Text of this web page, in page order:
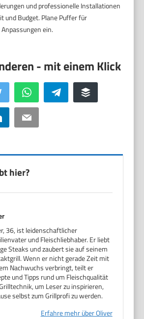
und professionelle Installationen
und Budget. Plane Puffer für
ein.
Twitter WhatsApp Telegram Buffer
LinkedIn Email
hier?
36, ist leidenschaftlicher
und Fleischliebhaber. Er liebt
Steaks und zaubert sie auf seinem
Wenn er nicht gerade Zeit mit
Nachwuchs verbringt, teilt er
und Tipps rund um Fleischqualität
um Leser zu inspirieren,
selbst zum Grillprofi zu werden.
Erfahre mehr über Oliver